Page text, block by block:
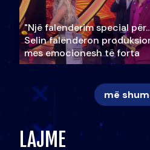
"Një falenderim special
Selin falënderon
mes emocionesh të forta
më
LAJME